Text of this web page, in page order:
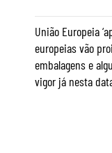
União Europeia
europeias vão
embalagens e
vigor já nesta